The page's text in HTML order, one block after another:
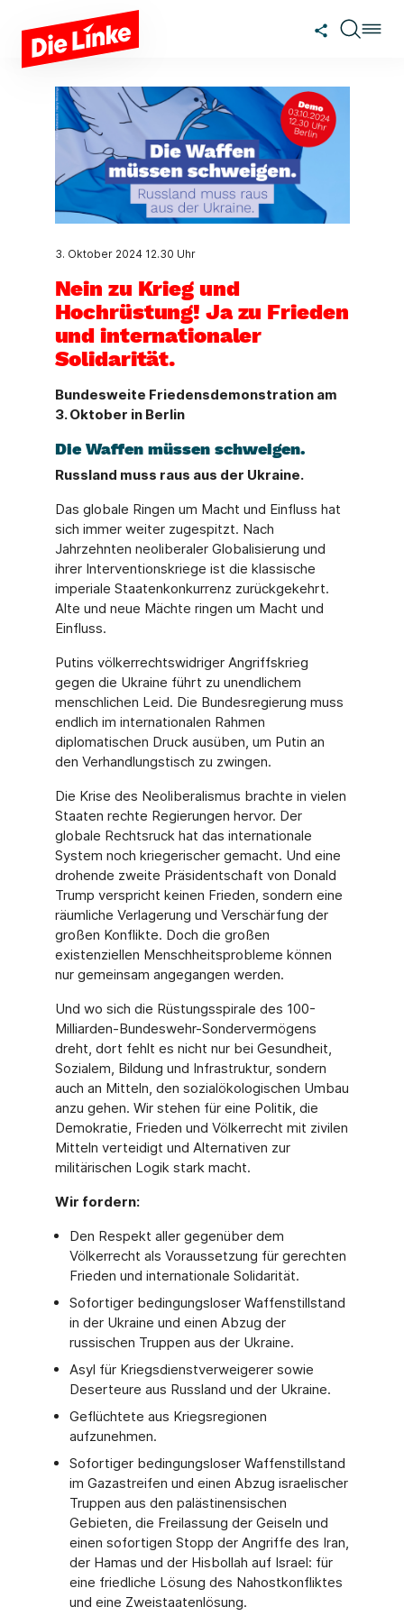
Zum Hauptinhalt springen
3. Oktober 202412.30 Uhr
Nein zu Krieg und
Hochrüstung! Ja zu Frieden
und internationaler
Solidarität.
Bundesweite Friedensdemonstration am
3. Oktober in Berlin
Die Waffen müssen schweigen.
Russland muss raus aus der Ukraine.
Das globale Ringen um Macht und Einfluss hat
sich immer weiter zugespitzt. Nach
Jahrzehnten neoliberaler Globalisierung und
ihrer Interventionskriege ist die klassische
imperiale Staatenkonkurrenz zurückgekehrt.
Alte und neue Mächte ringen um Macht und
Einfluss.
Putins völkerrechtswidriger Angriffskrieg
gegen die Ukraine führt zu unendlichem
menschlichen Leid. Die Bundesregierung muss
endlich im internationalen Rahmen
diplomatischen Druck ausüben, um Putin an
den Verhandlungstisch zu zwingen.
Die Krise des Neoliberalismus brachte in vielen
Staaten rechte Regierungen hervor. Der
globale Rechtsruck hat das internationale
System noch kriegerischer gemacht. Und eine
drohende zweite Präsidentschaft von Donald
Trump verspricht keinen Frieden, sondern eine
räumliche Verlagerung und Verschärfung der
großen Konflikte. Doch die großen
existenziellen Menschheitsprobleme können
nur gemeinsam angegangen werden.
Und wo sich die Rüstungsspirale des 100-
Milliarden-Bundeswehr-Sondervermögens
dreht, dort fehlt es nicht nur bei Gesundheit,
Sozialem, Bildung und Infrastruktur, sondern
auch an Mitteln, den sozialökologischen Umbau
anzu gehen. Wir stehen für eine Politik, die
Demokratie, Frieden und Völkerrecht mit zivilen
Mitteln verteidigt und Alternativen zur
militärischen Logik stark macht.
Wir fordern:
Den Respekt aller gegenüber dem
Völkerrecht als Voraussetzung für gerechten
Frieden und internationale Solidarität.
Sofortiger bedingungsloser Waffenstillstand
in der Ukraine und einen Abzug der
russischen Truppen aus der Ukraine.
Asyl für Kriegsdienstverweigerer sowie
Deserteure aus Russland und der Ukraine.
Geflüchtete aus Kriegsregionen
aufzunehmen.
Sofortiger bedingungsloser Waffenstillstand
im Gazastreifen und einen Abzug israelischer
Truppen aus den palästinensischen
Gebieten, die Freilassung der Geiseln und
einen sofortigen Stopp der Angriffe des Iran,
der Hamas und der Hisbollah auf Israel: für
eine friedliche Lösung des Nahostkonfliktes
und eine Zweistaatenlösung.